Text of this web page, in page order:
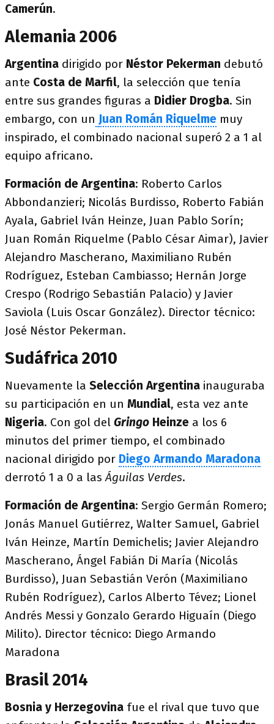
Camerún.
Alemania 2006
Argentina dirigido por Néstor Pekerman debutó
ante Costa de Marfil, la selección que tenía
entre sus grandes figuras a Didier Drogba. Sin
embargo, con un Juan Román Riquelme muy
inspirado, el combinado nacional superó 2 a 1 al
equipo africano.
Formación de Argentina: Roberto Carlos
Abbondanzieri; Nicolás Burdisso, Roberto Fabián
Ayala, Gabriel Iván Heinze, Juan Pablo Sorín;
Juan Román Riquelme (Pablo César Aimar), Javier
Alejandro Mascherano, Maximiliano Rubén
Rodríguez, Esteban Cambiasso; Hernán Jorge
Crespo (Rodrigo Sebastián Palacio) y Javier
Saviola (Luis Oscar González). Director técnico:
José Néstor Pekerman.
Sudáfrica 2010
Nuevamente la Selección Argentina inauguraba
su participación en un Mundial, esta vez ante
Nigeria. Con gol del Gringo Heinze a los 6
minutos del primer tiempo, el combinado
nacional dirigido por Diego Armando Maradona
derrotó 1 a 0 a lasÁguilas Verdes.
Formación de Argentina: Sergio Germán Romero;
Jonás Manuel Gutiérrez, Walter Samuel, Gabriel
Iván Heinze, Martín Demichelis; Javier Alejandro
Mascherano, Ángel Fabián Di María (Nicolás
Burdisso), Juan Sebastián Verón (Maximiliano
Rubén Rodríguez), Carlos Alberto Tévez; Lionel
Andrés Messi y Gonzalo Gerardo Higuaín (Diego
Milito). Director técnico: Diego Armando
Maradona
Brasil 2014
Bosnia y Herzegovina fue el rival que tuvo que